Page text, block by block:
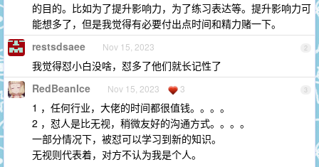
的目的。比如为了提升影响力，为了练习表达等。提升影响力可
能想多了，但是我觉得有必要付出点时间和精力赌一下。
2
restsdsaee Nov 15, 2023
我觉得怼小白没啥，怼多了他们就长记性了
3
RedBeanIce Nov 15, 2023 3
1 ，任何行业，大佬的时间都很值钱。。。。
2 ，怼人是比无视，稍微友好的沟通方式。。。。
一部分情况下，被怼可以学习到新的知识。
无视则代表着，对方不认为我是个人。